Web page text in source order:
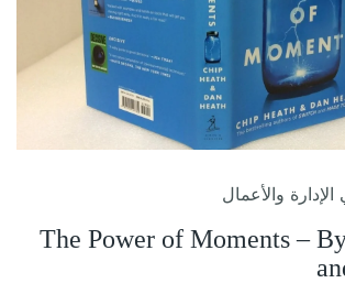
والأعمال
The Power of Moments –